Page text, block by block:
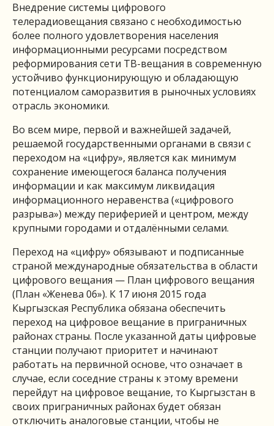
Внедрение системы цифрового
телерадиовещания связано с необходимостью
более полного удовлетворения населения
информационными ресурсами посредством
реформирования сети ТВ-вещания в современную
устойчиво функционирующую и обладающую
потенциалом саморазвития в рыночных условиях
отрасль экономики.
Во всем мире, первой и важнейшей задачей,
решаемой государственными органами в связи с
переходом на «цифру», является как минимум
сохранение имеющегося баланса получения
информации и как максимум ликвидация
информационного неравенства («цифрового
разрыва») между периферией и центром, между
крупными городами и отдалёнными селами.
Переход на «цифру» обязывают и подписанные
страной международные обязательства в области
цифрового вещания — План цифрового вещания
(План «Женева 06»). К 17 июня 2015 года
Кыргызская Республика обязана обеспечить
переход на цифровое вещание в приграничных
районах страны. После указанной даты цифровые
станции получают приоритет и начинают
работать на первичной основе, что означает в
случае, если соседние страны к этому времени
перейдут на цифровое вещание, то Кыргызстан в
своих приграничных районах будет обязан
отключить аналоговые станции, чтобы не